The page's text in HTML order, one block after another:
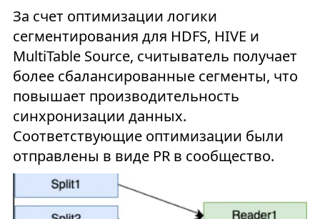
За счет оптимизации логики
сегментирования для HDFS, HIVE и
MultiTable Source, считыватель получает
более сбалансированные сегменты, что
повышает производительность
синхронизации данных.
Соответствующие оптимизации были
отправлены в виде PR в сообщество.